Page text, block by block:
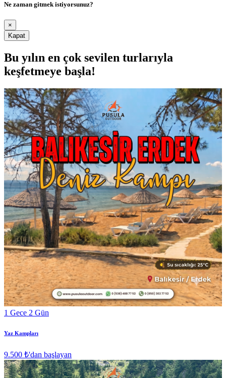
Ne zaman gitmek istiyorsunuz?
×
Kapat
Bu yılın en çok sevilen turlarıyla
keşfetmeye başla!
1 Gece 2 Gün
Yaz Kampları
9.500 ₺'dan başlayan